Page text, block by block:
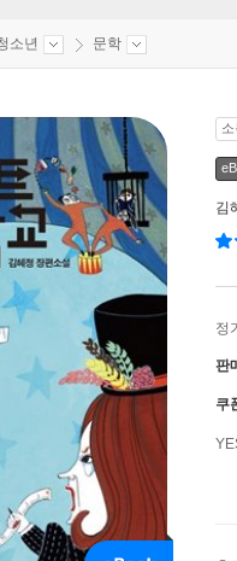
소년 문학
김
정
판
쿠